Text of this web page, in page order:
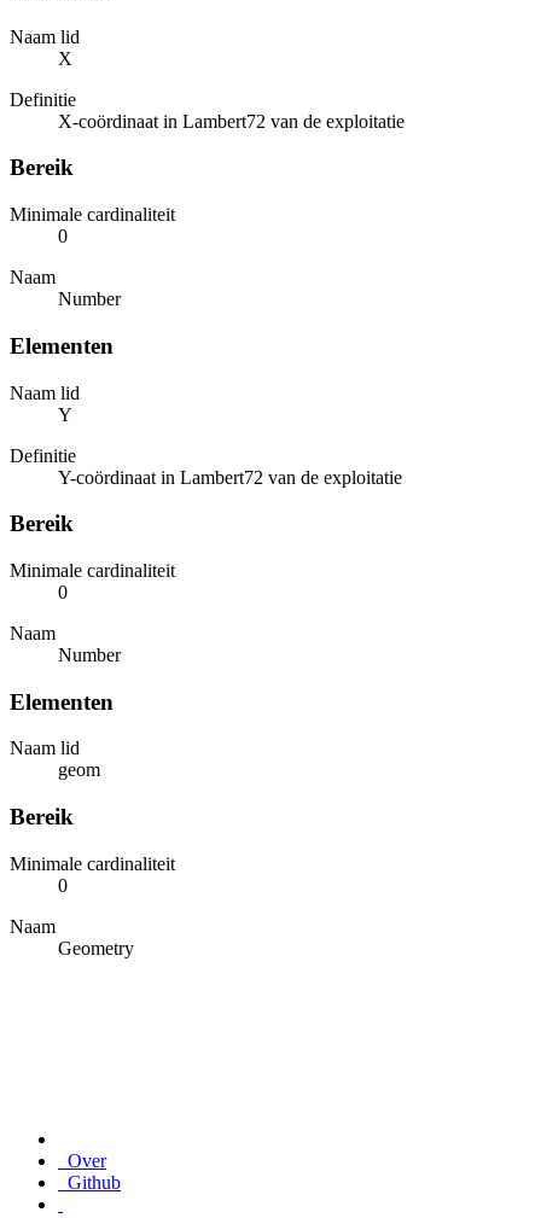
Naam lid
X
Definitie
X-coördinaat in Lambert72 van de exploitatie
Bereik
Minimale cardinaliteit
0
Naam
Number
Elementen
Naam lid
Y
Definitie
Y-coördinaat in Lambert72 van de exploitatie
Bereik
Minimale cardinaliteit
0
Naam
Number
Elementen
Naam lid
geom
Bereik
Minimale cardinaliteit
0
Naam
Geometry
Over
Github